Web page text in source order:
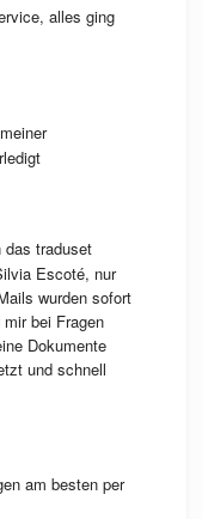
alles ging
das traduset
Escoté, nur
wurden sofort
bei Fragen
Dokumente
und schnell
am besten per